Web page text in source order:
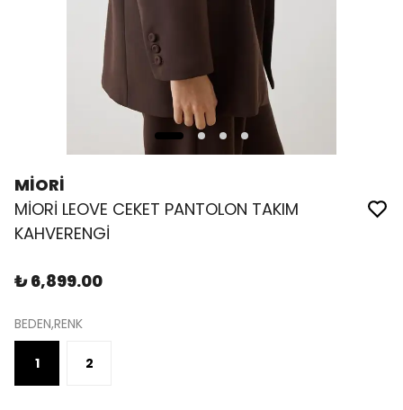
MİORİ
MİORİ LEOVE CEKET PANTOLON TAKIM
KAHVERENGİ
₺ 6,899.00
BEDEN,RENK
1 2